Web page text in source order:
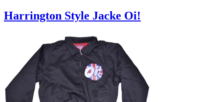
Harrington Style Jacke Oi!